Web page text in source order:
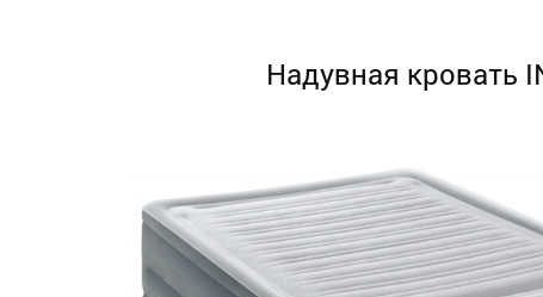
Надувная кровать